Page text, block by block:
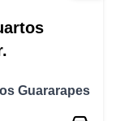
Guararapes